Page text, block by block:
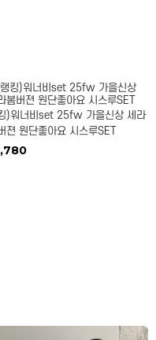
)워너비set 25fw 가을신상 세라
젼 원단좋아요 시스루SET